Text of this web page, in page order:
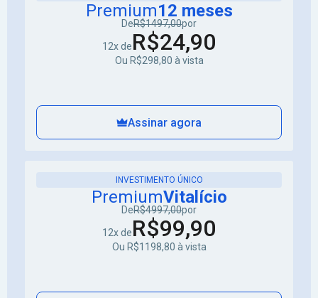
Premium12 meses
DeR$1497,00por
12x deR$24,90
Ou R$298,80 à vista
Assinar agora
INVESTIMENTO ÚNICO
PremiumVitalício
DeR$4997,00por
12x deR$99,90
Ou R$1198,80 à vista